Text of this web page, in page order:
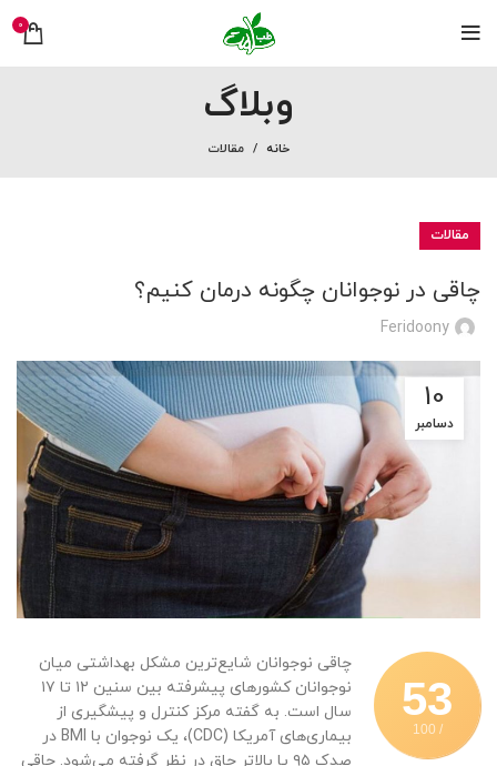
0
وبلاگ
خانه مقالات
مقالات
چاقی در نوجوانان چگونه درمان کنیم؟
Feridoony
10
دسامبر
53
/ 100
چاقی نوجوانان شایع‌ترین مشکل بهداشتی میان
نوجوانان کشور‌های پیشرفته بین سنین ۱۲ تا ۱۷
سال است. به گفته مرکز کنترل و پیشگیری از
بیماری‌های آمریکا (CDC)، یک نوجوان با BMI در
صدک ۹۵ یا بالاتر چاق در نظر گرفته می‌شود. چاقی